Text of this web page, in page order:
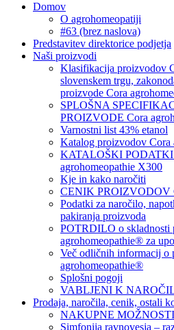
Domov
O agrohomeopatiji
#63 (brez naslova)
Predstavitev direktorice podjetja
Naši proizvodi
Klasifikacija proizvodov
slovenskem trgu,
proizvode Cora
SPLOŠNA
PROIZVODE Cora
Varnostni list 43% etanol
Katalog proizvodov Cora
KATALOŠKI
agrohomeopathie X300
Kje in kako naročiti
CENIK PROIZVODOV
Podatki za naročilo,
pakiranja proizvoda
POTRDILO o skladnosti
agrohomeopathie® za
Več odličnih informacij o
agrohomeopathie®
Splošni pogoji
VABLJENI K
Prodaja, naročila, cenik, ostali
NAKUPNE MOŽNOSTI
Simfonija ravnovesja –